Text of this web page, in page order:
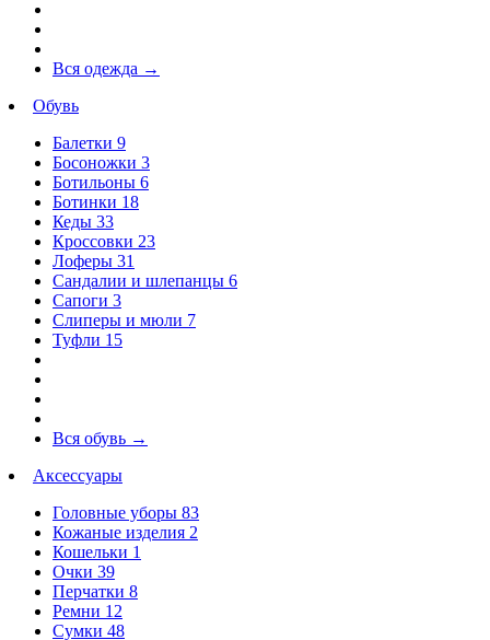
Вся одежда →
Обувь
Балетки 9
Босоножки 3
Ботильоны 6
Ботинки 18
Кеды 33
Кроссовки 23
Лоферы 31
Сандалии и шлепанцы 6
Сапоги 3
Слиперы и мюли 7
Туфли 15
Вся обувь →
Аксессуары
Головные уборы 83
Кожаные изделия 2
Кошельки 1
Очки 39
Перчатки 8
Ремни 12
Сумки 48